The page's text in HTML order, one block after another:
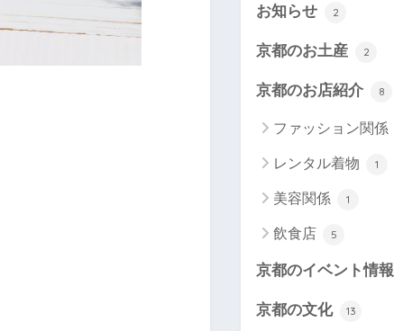
お知らせ 2
京都のお土産 2
京都のお店紹介 8
ファッション関係
レンタル着物 1
美容関係 1
飲食店 5
京都のイベント情報
京都の文化 13